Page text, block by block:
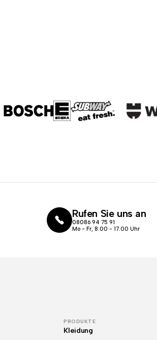
Rufen Sie uns an
08086 94 75 91
Mo - Fr, 8:00 - 17.00 Uhr
PRODUKTE
Kleidung